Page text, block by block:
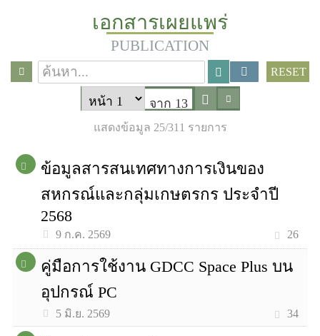
เอกสารเผยแพร่
PUBLICATION
RESET
จาก 13
แสดงข้อมูล 25/311 รายการ
ข้อมูลสารสนเทศทางการเงินของ
สหกรณ์และกลุ่มเกษตรกร ประจำปี
2568
9 ก.ค. 2569 26
คู่มือการใช้งาน GDCC Space Plus บน
อุปกรณ์ PC
5 มิ.ย. 2569 34